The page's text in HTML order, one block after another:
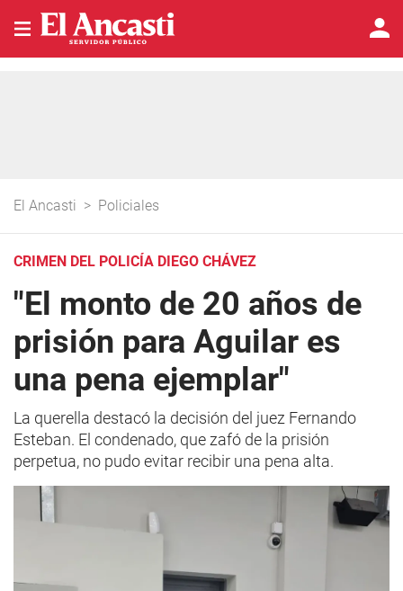
El Ancasti > Policiales
CRIMEN DEL POLICÍA DIEGO CHÁVEZ
"El monto de 20 años de
prisión para Aguilar es
una pena ejemplar"
La querella destacó la decisión del juez Fernando
Esteban. El condenado, que zafó de la prisión
perpetua, no pudo evitar recibir una pena alta.